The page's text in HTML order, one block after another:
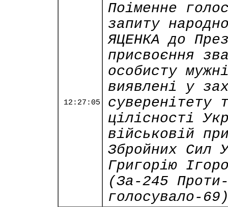
12:27:05
Поіменне
запиту
ЯЦЕНКА до
присвоєння
особисту
виявлені у
суверенітету
цілісності
військовій
Збройних Сил
Григорію
(За-245
голосувало-